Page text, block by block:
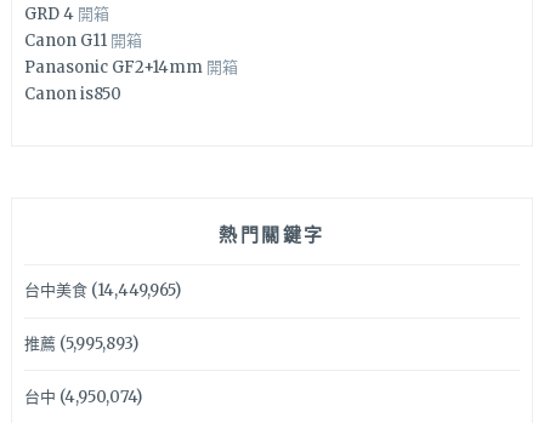
GRD 4 開箱
Canon G11 開箱
Panasonic GF2+14mm 開箱
Canon is850
熱門關鍵字
台中美食(14,449,965)
推薦(5,995,893)
台中 (4,950,074)